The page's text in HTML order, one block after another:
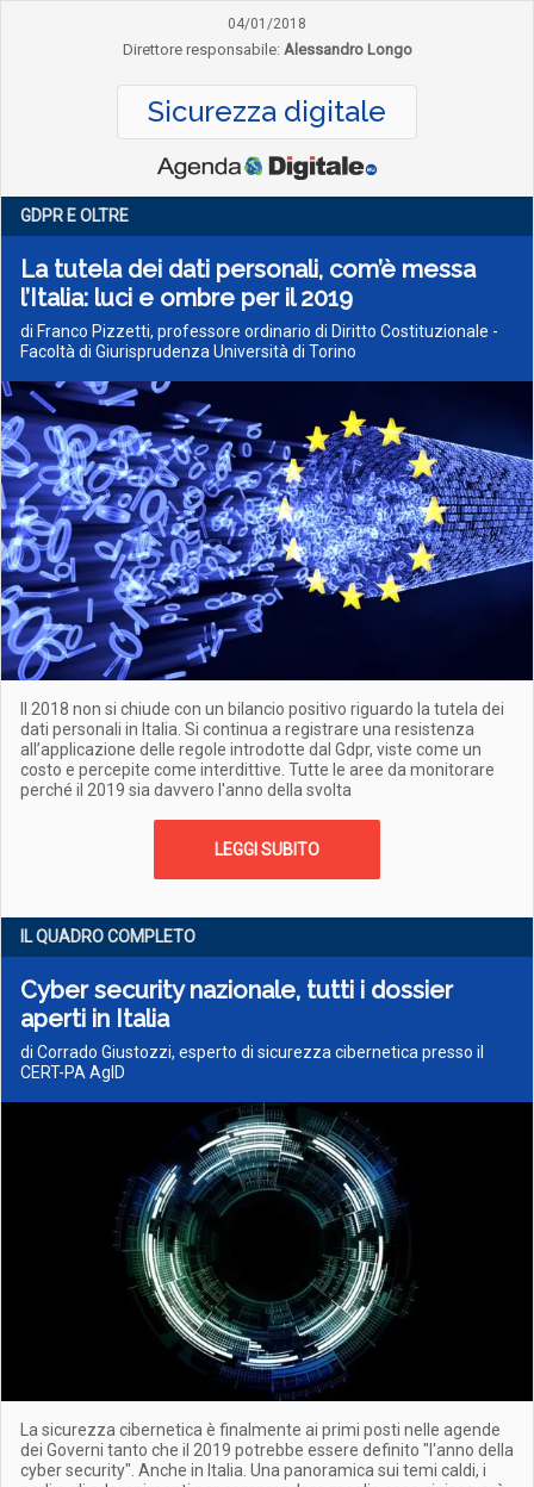
04/01/2018
Direttore responsabile: Alessandro Longo
Sicurezza digitale
GDPR E OLTRE
La tutela dei dati personali, com’è messa
l’Italia: luci e ombre per il 2019
di Franco Pizzetti, professore ordinario di Diritto Costituzionale -
Facoltà di Giurisprudenza Università di Torino
Il 2018 non si chiude con un bilancio positivo riguardo la tutela dei
dati personali in Italia. Si continua a registrare una resistenza
all’applicazione delle regole introdotte dal Gdpr, viste come un
costo e percepite come interdittive. Tutte le aree da monitorare
perché il 2019 sia davvero l'anno della svolta
LEGGI SUBITO
IL QUADRO COMPLETO
Cyber security nazionale, tutti i dossier
aperti in Italia
di Corrado Giustozzi, esperto di sicurezza cibernetica presso il
CERT-PA AgID
La sicurezza cibernetica è finalmente ai primi posti nelle agende
dei Governi tanto che il 2019 potrebbe essere definito "l'anno della
cyber security". Anche in Italia. Una panoramica sui temi caldi, i